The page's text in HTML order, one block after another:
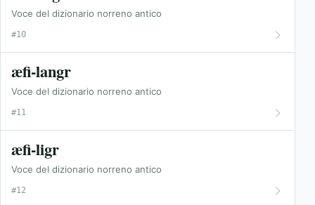
Voce del dizionario norreno antico
#10
æfi-langr
Voce del dizionario norreno antico
#11
æfi-ligr
Voce del dizionario norreno antico
#12